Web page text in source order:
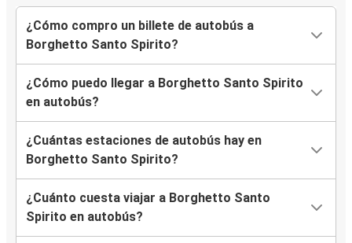
¿Cómo compro un billete de autobús a
Borghetto Santo Spirito?
¿Cómo puedo llegar a Borghetto Santo Spirito
en autobús?
¿Cuántas estaciones de autobús hay en
Borghetto Santo Spirito?
¿Cuánto cuesta viajar a Borghetto Santo
Spirito en autobús?